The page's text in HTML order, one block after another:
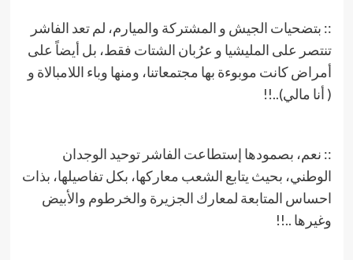
:: بتضحيات الجيش و المشتركة والميارم، لم تعد الفاشر
تنتصر على المليشيا و عرُبان الشتات فقط، بل أيضاً على
أمراض كانت موبوءة بها مجتمعاتنا، ومنها وباء اللامبالاة و
( أنا مالي)..!!
:: نعم، بصمودها إستطاعت الفاشر توحيد الوجدان
الوطني، بحيث يتابع الشعب معاركها، بكل تفاصيلها، بذات
احساس المتابعة لمعارك الجزيرة والخرطوم والأبيض
وغيرها ..!!